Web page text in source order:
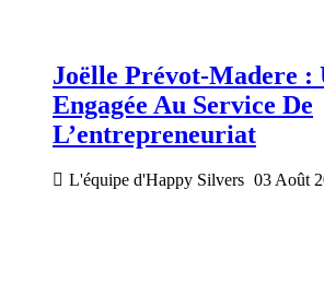
Joëlle Prévot-Madere :
Engagée Au Service De
L’entrepreneuriat
L'équipe d'Happy Silvers 03 Août